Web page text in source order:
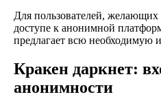
Для пользователей, желающих
доступе к анонимной
предлагает всю необходимую
Кракен даркнет:
анонимности